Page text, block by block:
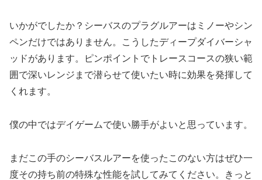
いかがでしたか？シーバスのプラグルアーはミノーやシン
ペンだけではありません。こうしたディープダイバーシャ
ッドがあります。ピンポイントでトレースコースの狭い範
囲で深いレンジまで潜らせて使いたい時に効果を発揮して
くれます。
僕の中ではデイゲームで使い勝手がよいと思っています。
まだこの手のシーバスルアーを使ったこのない方はぜひ一
度その持ち前の特殊な性能を試してみてください。きっと